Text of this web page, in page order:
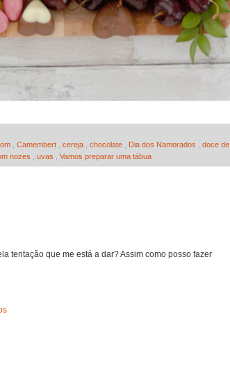
Camembert cereja chocolate Dia dos Namorados
doce de
nozes uvas Vamos preparar uma tábua
tentação que me está a dar? Assim como posso fazer